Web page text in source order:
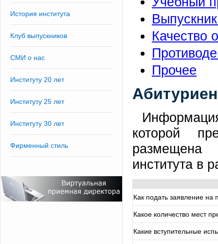
История института
Клуб выпускников
СМИ о нас
Институту 20 лет
Институту 25 лет
Институту 30 лет
Фирменный стиль
Качество
Прочее
которой
института в
Как подать заявление
Какое количество мест
Какие вступительные